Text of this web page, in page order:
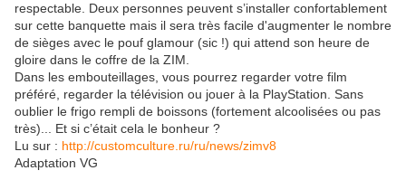
respectable. Deux personnes peuvent s’installer confortablement
sur cette banquette mais il sera très facile d'augmenter le nombre
de sièges avec le pouf glamour (sic !) qui attend son heure de
gloire dans le coffre de la ZIM.
Dans les embouteillages, vous pourrez regarder votre film
préféré, regarder la télévision ou jouer à la PlayStation. Sans
oublier le frigo rempli de boissons (fortement alcoolisées ou pas
très)... Et si c’était cela le bonheur ?
Lu sur : http://customculture.ru/ru/news/zimv8
Adaptation VG